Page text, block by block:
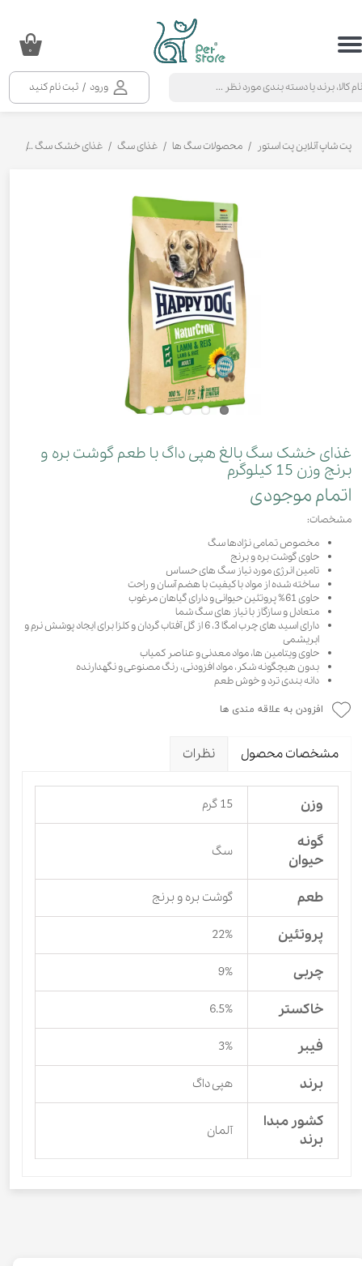
ورود / ثبت نام کنید
حساب کاربری من
خروج از حساب کاربری
۰
پت شاپ آنلاین پت استور محصولات سگ ها غذای سگ غذای خشک سگ
غذای خشک سگ بالغ هپی داگ با طعم گوشت بره و
برنج وزن 15 کیلوگرم
اتمام موجودی
مشخصات:
مخصوص تمامی نژادها سگ
حاوی گوشت بره و برنج
تامین انرژی مورد نیاز سگ های حساس
ساخته شده از مواد با کیفیت با هضم آسان و راحت
حاوی 61% پروتئین حیوانی و دارای گیاهان مرغوب
متعادل و سازگاز با نیاز های سگ شما
دارای اسید های چرب امگا 3، 6 از گل آفتاب گردان و کلزا برای ایجاد پوشش نرم و
ابریشمی
حاوی ویتامین ها، مواد معدنی و عناصر کمیاب
بدون هیچگونه شکر، مواد افزودنی، رنگ مصنوعی و نگهدارنده
دانه بندی ترد و خوش طعم
افزودن به علاقه مندی ها
مشخصات محصول نظرات
وزن 15 گرم
گونه
حیوان
سگ
طعم گوشت بره و برنج
پروتئین 22%
چربی 9%
خاکستر 6.5%
فیبر 3%
برند هپی داگ
کشور مبدا
برند
آلمان